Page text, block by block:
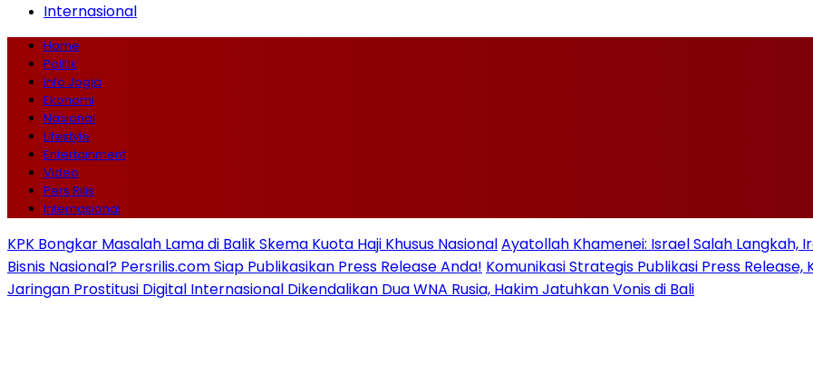
Internasional
Home
Politik
Info Jogja
Ekonomi
Nasional
Lifestyle
Entertainment
Video
Pers Rilis
Internasional
KPK Bongkar Masalah Lama di Balik Skema Kuota Haji Khusus NasionalAyatollah Khamenei: Israel Salah Langkah,
Bisnis Nasional? Persrilis.com Siap Publikasikan Press Release Anda! Komunikasi Strategis Publikasi Press
Jaringan Prostitusi Digital Internasional Dikendalikan Dua WNA Rusia, Hakim Jatuhkan Vonis di Bali